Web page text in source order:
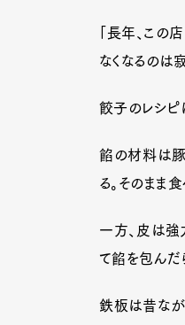
「長年、この
なくなるのは
餃子のレシピ
餡の材料は豚
る。そのまま
一方、皮は強
て餡を包んだ
鉄板は昔な